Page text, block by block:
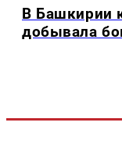
В Башкирии
добывала